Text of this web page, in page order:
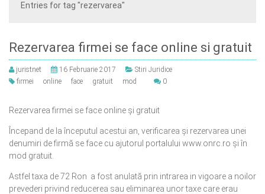
Entries for tag "rezervarea"
Rezervarea firmei se face online si gratuit
juristnet 16 Februarie 2017
Stiri Juridice
firmei
online face gratuit mod 0
Rezervarea firmei se face online și gratuit
Începand de la începutul acestui an, verificarea și rezervarea unei
denumiri de firmă se face cu ajutorul portalului www.onrc.ro și în
mod gratuit.
Astfel taxa de 72 Ron a fost anulată prin intrarea in vigoare a noilor
prevederi privind reducerea sau eliminarea unor taxe care erau